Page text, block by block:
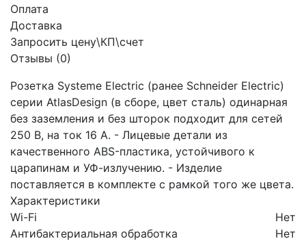
Оплата
Доставка
Запросить цену\КП\счет
Отзывы (0)
Розетка Systeme Electric (ранее Schneider Electric)
серии AtlasDesign (в сборе, цвет сталь) одинарная
без заземления и без шторок подходит для сетей
250 В, на ток 16 А. - Лицевые детали из
качественного ABS-пластика, устойчивого к
царапинам и УФ-излучению. - Изделие
поставляется в комплекте с рамкой того же цвета.
Характеристики
Wi-Fi
Нет
Антибактериальная обработка
Нет